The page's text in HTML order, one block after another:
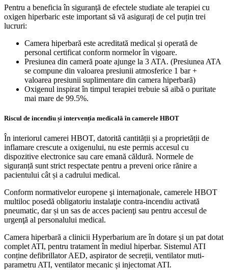
Pentru a beneficia în siguranță de efectele studiate ale terapiei cu
oxigen hiperbaric este important să vă asigurați de cel puțin trei
lucruri:
Camera hiperbară este acreditată medical și operată de
personal certificat conform normelor în vigoare.
Presiunea din cameră poate ajunge la 3 ATA. (Presiunea ATA
se compune din valoarea presiunii atmosferice 1 bar +
valoarea presiunii suplimentare din camera hiperbară)
Oxigenul inspirat în timpul terapiei trebuie să aibă o puritate
mai mare de 99.5%.
Riscul de incendiu și intervenția medicală în camerele HBOT
În interiorul camerei HBOT, datorită cantității și a proprietății de
inflamare crescute a oxigenului, nu este permis accesul cu
dispozitive electronice sau care emană căldură. Normele de
siguranță sunt strict respectate pentru a preveni orice rănire a
pacientului cât și a cadrului medical.
Conform normativelor europene şi internaţionale, camerele HBOT
multiloc posedă obligatoriu instalaţie contra-incendiu activată
pneumatic, dar și un sas de acces pacienţi sau pentru accesul de
urgenţă al personalului medical.
Camera hiperbară a clinicii Hyperbarium are în dotare și un pat dotat
complet ATI, pentru tratament în mediul hiperbar. Sistemul ATI
conține defibrillator AED, aspirator de secreții, ventilator muti-
parametru ATI, ventilator mecanic și injectomat ATI.